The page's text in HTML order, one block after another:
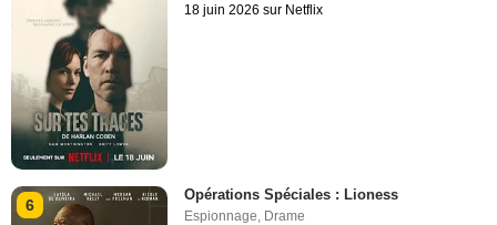
18 juin 2026 sur Netflix
6
Opérations Spéciales : Lioness
Espionnage Drame